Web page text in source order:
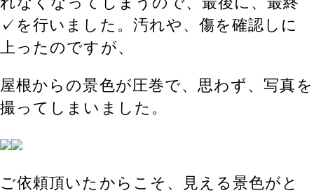
✓を行いました。汚れや、傷を確認しに
上ったのですが、
屋根からの景色が圧巻で、思わず、写真を
撮ってしまいました。
ご依頼頂いたからこそ、見える景色がと